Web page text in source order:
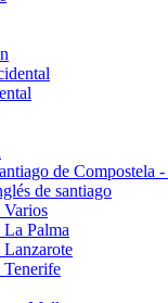
de Compostela
de santiago
Varios
La Palma
Lanzarote
Tenerife